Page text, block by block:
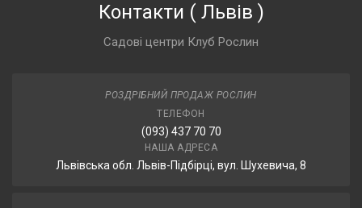
Контакти ( Львів )
Садові центри Клуб Рослин
РОЗДРІБНИЙ ПРОДАЖ РОСЛИН
ТЕЛЕФОН
(093) 437 70 70
НАША АДРЕСА
Львівська обл. Львів-Підбірці, вул. Шухевича, 8